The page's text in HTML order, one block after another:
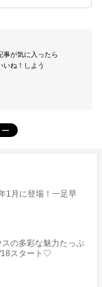
事が気に入ったら
いね！しよう
1月に登場！一足早
スの多彩な魅力たっぷ
18スタート♡